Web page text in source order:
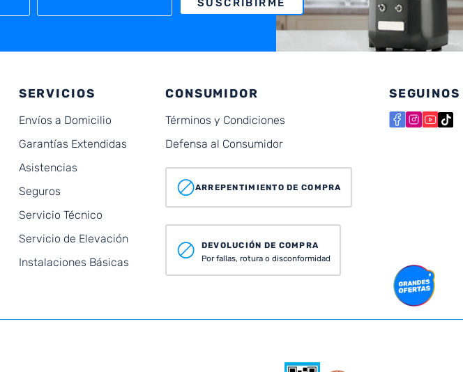
SUSCRIBIRME
SERVICIOS
Envíos a Domicilio
Garantías Extendidas
Asistencias
Seguros
Servicio Técnico
Servicio de Elevación
Instalaciones Básicas
CONSUMIDOR
Términos y Condiciones
Defensa al Consumidor
ARREPENTIMIENTO DE COMPRA
DEVOLUCIÓN DE COMPRA
Por fallas, rotura o disconformidad
SEGUINOS